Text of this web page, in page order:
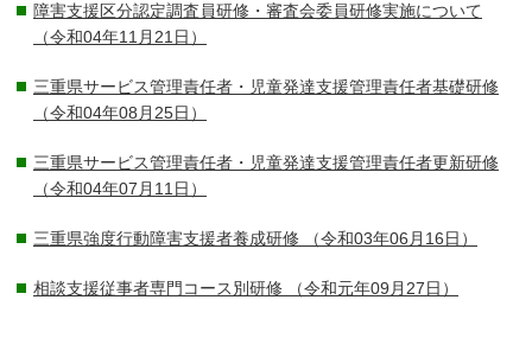
障害支援区分認定調査員研修・審査会委員研修実施について
（令和04年11月21日）
三重県サービス管理責任者・児童発達支援管理責任者基礎研修
（令和04年08月25日）
三重県サービス管理責任者・児童発達支援管理責任者更新研修
（令和04年07月11日）
三重県強度行動障害支援者養成研修 （令和03年06月16日）
相談支援従事者専門コース別研修 （令和元年09月27日）